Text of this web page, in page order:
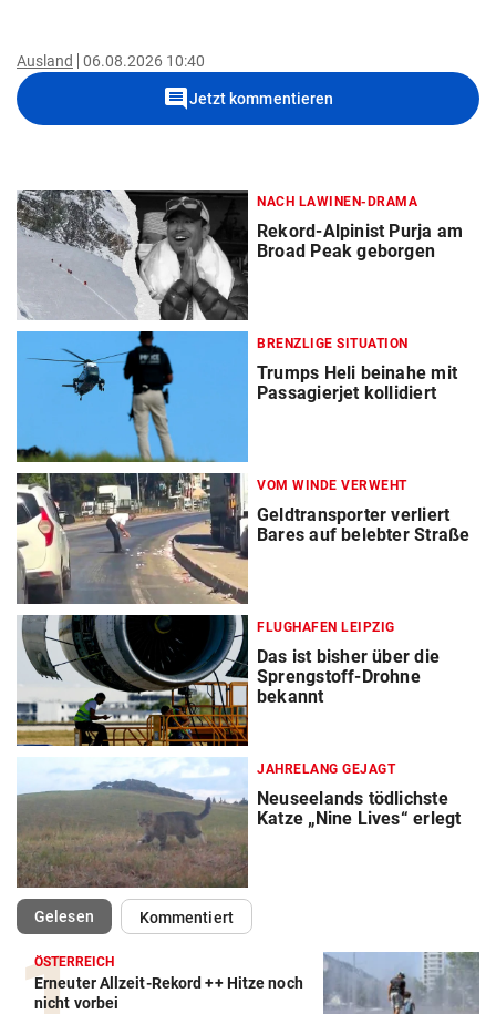
Ausland 06.08.2026 10:40
commentJetzt kommentieren
NACH LAWINEN-DRAMA
Rekord-Alpinist Purja am
Broad Peak geborgen
BRENZLIGE SITUATION
Trumps Heli beinahe mit
Passagierjet kollidiert
VOM WINDE VERWEHT
Geldtransporter verliert
Bares auf belebter Straße
FLUGHAFEN LEIPZIG
Das ist bisher über die
Sprengstoff-Drohne
bekannt
JAHRELANG GEJAGT
Neuseelands tödlichste
Katze „Nine Lives“ erlegt
Gelesen(ausgewählt)Kommentiert
ÖSTERREICH
Erneuter Allzeit-Rekord ++ Hitze noch
nicht vorbei